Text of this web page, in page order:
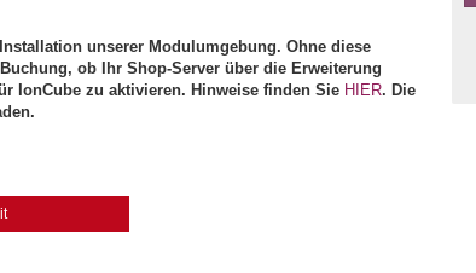
unserer Modulumgebung. Ohne diese
ob Ihr Shop-Server über die Erweiterung
IonCube zu aktivieren. Hinweise finden Sie HIER. Die